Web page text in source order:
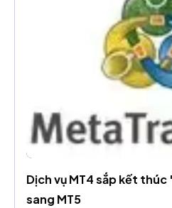
Dịch vụ MT4 sắp kết
sang MT5